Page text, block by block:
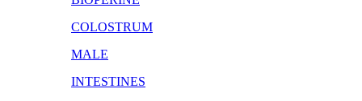
COLOSTRUM
MALE
INTESTINES